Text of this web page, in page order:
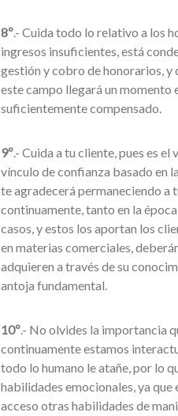
8º.- Cuida todo lo relativo a los
ingresos insuficientes, está
gestión y cobro de honorarios, y
este campo llegará un momento
suficientemente compensado.
9º.- Cuida a tu cliente, pues es
vínculo de confianza basado en
te agradecerá permaneciendo a
continuamente, tanto en la
casos, y estos los aportan los
en materias comerciales,
adquieren a través de su
antoja fundamental.
10º.- No olvides la importancia
continuamente estamos
todo lo humano le atañe, por lo
habilidades emocionales, ya
acceso otras habilidades de